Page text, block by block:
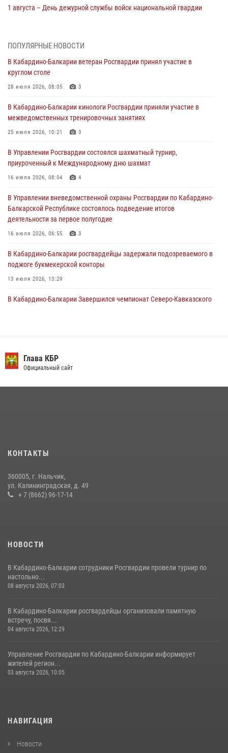
1 августа – День дежурной службы войск национальной гвардии
мировой войне 1914-1918 годов
01 августа 2026, 07:30
поздравил специалистов подразделений тыла с профессиональным
праздником
01 августа 2026, 00:10
Росгвардия обеспечивает безопасность граждан на южном
направлении
31 июля 2026, 09:22
Состоялась рабочая встреча директора Росгвардии Героя России
генерала армии Виктора Золотова с заместителем полномочного
представителя Президента Российской Федерации в Северо-
Кавказском федеральном округе Виталием Кузнецовым
ПОПУЛЯРНЫЕ НОВОСТИ
В Кабардино-Балкарии ветеран Росгвардии принял участие в
круглом столе
28 июля 2026, 08:05 3
В Кабардино-Балкарии кинологи Росгвардии приняли участие в
межведомственных тренировочных занятиях
25 июля 2026, 10:21 3
В Управлении Росгвардии состоялся шахматный турнир,
приуроченный к Международному дню шахмат
16 июля 2026, 08:04 4
В Управлении вневедомственной охраны Росгвардии по Кабардино-
Балкарской Республике состоялось подведение итогов
деятельности за первое полугодие
16 июля 2026, 06:55 3
В Кабардино-Балкарии росгвардейцы задержали подозреваемого в
поджоге букмекерской конторы
13 июля 2026, 13:29
В Кабардино-Балкарии Завершился чемпионат Северо-Кавказского
РАДИОРУБРИКи В КАБАРДИНО-БАЛКАРИИ
12 июля 2026, 03:30
В Кабардино-Балкарии росгвардейцы организовали памятную
встречу, посвященную генералу армии Ивану Яковлеву
Глава КБР
Официальный сайт
КОНТАКТЫ
360005, г. Нальчик,
ул. Калининградская, д. 49
+ 7 (8662) 96-17-14
НОВОСТИ
В Кабардино-Балкарии сотрудники Росгвардии провели турнир по
настольно...
08 августа 2026, 07:03
В Кабардино-Балкарии росгвардейцы организовали памятную
встречу, посвя...
04 августа 2026, 12:29
Управление Росгвардии по Кабардино-Балкарии информирует
жителей регион...
03 августа 2026, 10:05
НАВИГАЦИЯ
Новости